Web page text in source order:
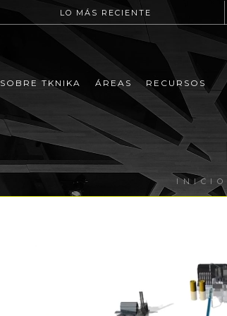
LO MÁS RECIENTE
SOBRE TKNIKA ÁREAS RECURSOS
INICIO